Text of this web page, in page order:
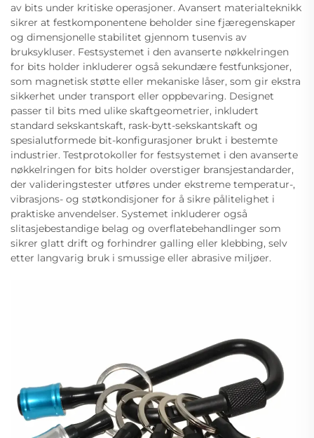
av bits under kritiske operasjoner. Avansert materialteknikk
sikrer at festkomponentene beholder sine fjæregenskaper
og dimensjonelle stabilitet gjennom tusenvis av
bruksykluser. Festsystemet i den avanserte nøkkelringen
for bits holder inkluderer også sekundære festfunksjoner,
som magnetisk støtte eller mekaniske låser, som gir ekstra
sikkerhet under transport eller oppbevaring. Designet
passer til bits med ulike skaftgeometrier, inkludert
standard sekskantskaft, rask-bytt-sekskantskaft og
spesialutformede bit-konfigurasjoner brukt i bestemte
industrier. Testprotokoller for festsystemet i den avanserte
nøkkelringen for bits holder overstiger bransjestandarder,
der valideringstester utføres under ekstreme temperatur-,
vibrasjons- og støtkondisjoner for å sikre pålitelighet i
praktiske anvendelser. Systemet inkluderer også
slitasjebestandige belag og overflatebehandlinger som
sikrer glatt drift og forhindrer galling eller klebbing, selv
etter langvarig bruk i smussige eller abrasive miljøer.